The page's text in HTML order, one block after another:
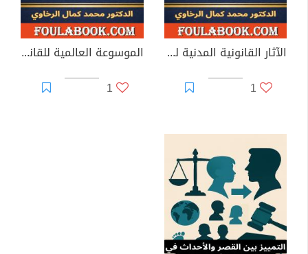
الآثار القانونية المدنية لعقود الذكاء الاصطناعي التوليدي
1
الموسوعة العالمية للقانون الدولي الاقتصادي الرقمي
1